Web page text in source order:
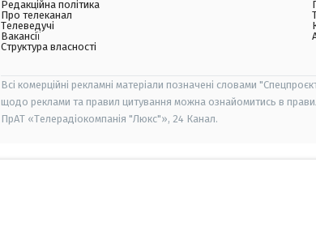
Редакційна політика
Про телеканал
Телеведучі
Вакансії
Структура власності
Всі комерційні рекламні матеріали позначені словами
щодо реклами та правил цитування можна ознайомитись в
ПрАТ «Телерадіокомпанія "Люкс"», 24 Канал.